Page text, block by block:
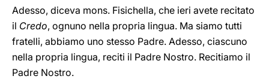
Adesso, diceva mons. Fisichella, che ieri avete recitato
il Credo, ognuno nella propria lingua. Ma siamo tutti
fratelli, abbiamo uno stesso Padre. Adesso, ciascuno
nella propria lingua, reciti il Padre Nostro. Recitiamo il
Padre Nostro.